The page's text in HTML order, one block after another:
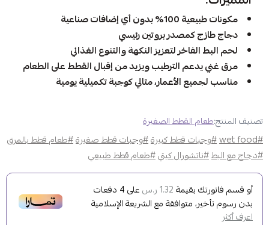
مكونات طبيعية 100% بدون أي إضافات صناعية
دجاج طازج كمصدر بروتين رئيسي
لحم البط الفاخر لتعزيز النكهة والتنوع الغذائي
مرق غني يدعم الترطيب ويزيد من إقبال القطط على الطعام
مناسب لجميع الأعمار، مثالي كوجبة تكميلية يومية
تصنيف المنتج:طعام القطط الصغيرة
#wet food
#وجبات قطط كبيرة#وجبات قطط صغيرة#طعام قطط بالمرق
#دجاج مع البط#ناتشورال كيتي#طعام قطط طبيعي
أو قسم فاتورتك بقيمة 1.32 ر.س على4 دفعات
بدون رسوم تأخير، متوافقة مع الشريعة الإسلامية
اعرف أكثر